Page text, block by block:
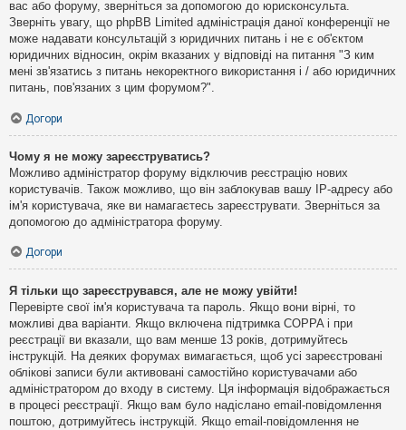
вас або форуму, зверніться за допомогою до юрисконсульта.
Зверніть увагу, що phpBB Limited адміністрація даної конференції не
може надавати консультацій з юридичних питань і не є об'єктом
юридичних відносин, окрім вказаних у відповіді на питання "З ким
мені зв'язатись з питань некоректного використання і / або юридичних
питань, пов'язаних з цим форумом?".
Догори
Чому я не можу зареєструватись?
Можливо адміністратор форуму відключив реєстрацію нових
користувачів. Також можливо, що він заблокував вашу IP-адресу або
ім'я користувача, яке ви намагаєтесь зареєструвати. Зверніться за
допомогою до адміністратора форуму.
Догори
Я тільки що зареєструвався, але не можу увійти!
Перевірте свої ім'я користувача та пароль. Якщо вони вірні, то
можливі два варіанти. Якщо включена підтримка COPPA і при
реєстрації ви вказали, що вам менше 13 років, дотримуйтесь
інструкцій. На деяких форумах вимагається, щоб усі зареєстровані
облікові записи були активовані самостійно користувачами або
адміністратором до входу в систему. Ця інформація відображається
в процесі реєстрації. Якщо вам було надіслано email-повідомлення
поштою, дотримуйтесь інструкцій. Якщо email-повідомлення не